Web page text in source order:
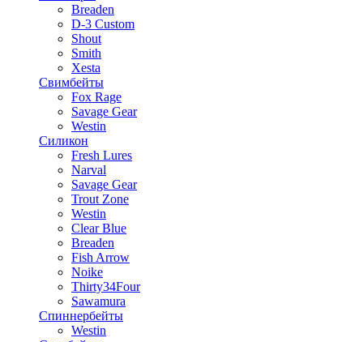
Breaden
D-3 Custom
Shout
Smith
Xesta
Свимбейты
Fox Rage
Savage Gear
Westin
Силикон
Fresh Lures
Narval
Savage Gear
Trout Zone
Westin
Clear Blue
Breaden
Fish Arrow
Noike
Thirty34Four
Sawamura
Спиннербейты
Westin